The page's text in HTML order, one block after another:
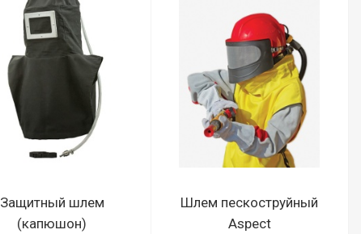
Защитный шлем
(капюшон)
Шлем пескоструйный
Aspect